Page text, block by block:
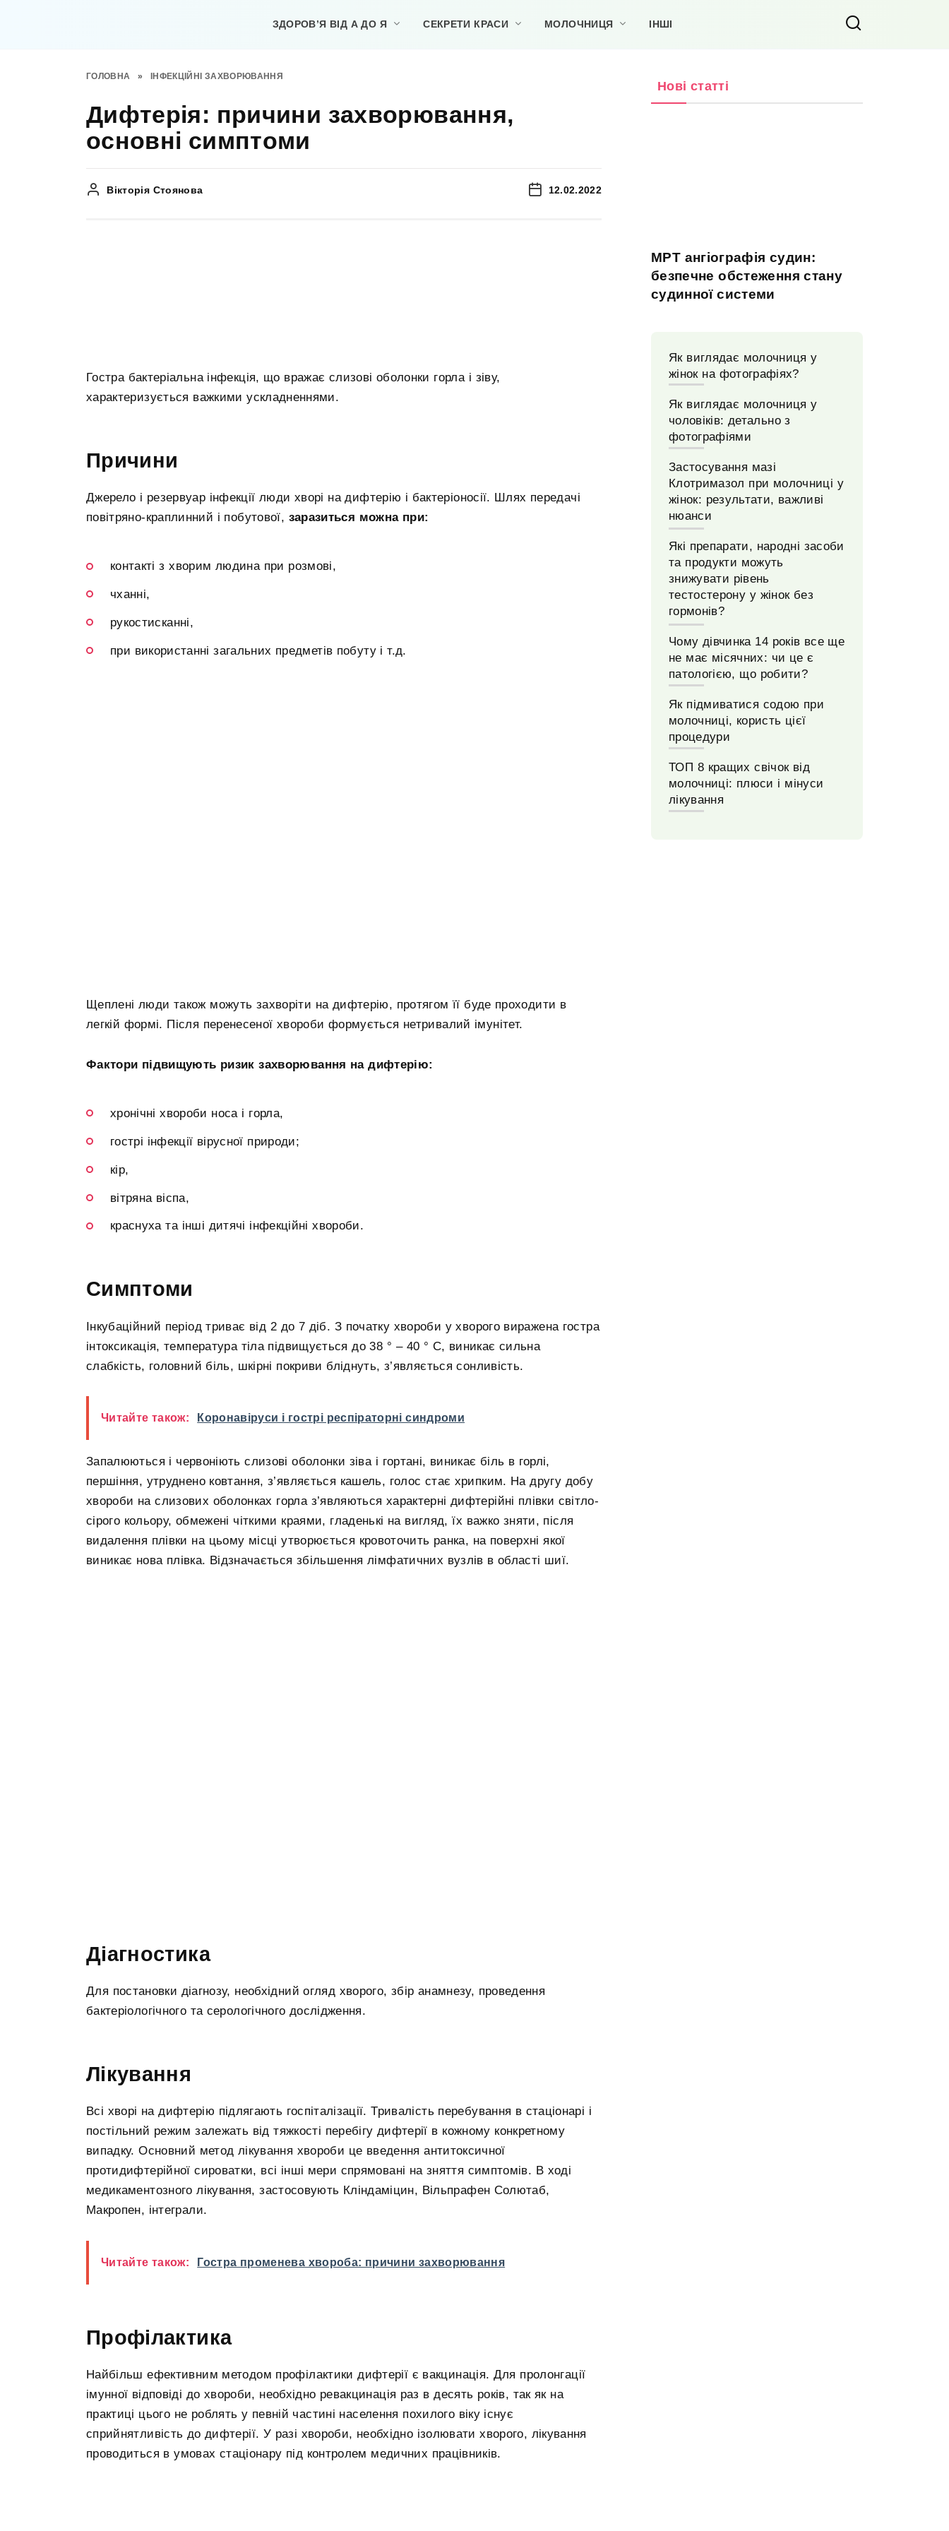
ЗДОРОВ’Я ВІД А ДО Я СЕКРЕТИ КРАСИ МОЛОЧНИЦЯ ІНШІ
ГОЛОВНА » ІНФЕКЦІЙНІ ЗАХВОРЮВАННЯ
Дифтерія: причини захворювання,
основні симптоми
Вікторія Стоянова 12.02.2022
Гостра бактеріальна інфекція, що вражає слизові оболонки горла і зіву,
характеризується важкими ускладненнями.
Причини
Джерело і резервуар інфекції люди хворі на дифтерію і бактеріоносії. Шлях передачі
повітряно-краплинний і побутової, заразиться можна при:
контакті з хворим людина при розмові,
чханні,
рукостисканні,
при використанні загальних предметів побуту і т.д.
Щеплені люди також можуть захворіти на дифтерію, протягом її буде проходити в
легкій формі. Після перенесеної хвороби формується нетривалий імунітет.
Фактори підвищують ризик захворювання на дифтерію:
хронічні хвороби носа і горла,
гострі інфекції вірусної природи;
кір,
вітряна віспа,
краснуха та інші дитячі інфекційні хвороби.
Симптоми
Інкубаційний період триває від 2 до 7 діб. З початку хвороби у хворого виражена гостра
інтоксикація, температура тіла підвищується до 38 ° – 40 ° С, виникає сильна
слабкість, головний біль, шкірні покриви бліднуть, з’являється сонливість.
Читайте також: Коронавіруси і гострі респіраторні синдроми
Запалюються і червоніють слизові оболонки зіва і гортані, виникає біль в горлі,
першіння, утруднено ковтання, з’являється кашель, голос стає хрипким. На другу добу
хвороби на слизових оболонках горла з’являються характерні дифтерійні плівки світло-
сірого кольору, обмежені чіткими краями, гладенькі на вигляд, їх важко зняти, після
видалення плівки на цьому місці утворюється кровоточить ранка, на поверхні якої
виникає нова плівка. Відзначається збільшення лімфатичних вузлів в області шиї.
Діагностика
Для постановки діагнозу, необхідний огляд хворого, збір анамнезу, проведення
бактеріологічного та серологічного дослідження.
Лікування
Всі хворі на дифтерію підлягають госпіталізації. Тривалість перебування в стаціонарі і
постільний режим залежать від тяжкості перебігу дифтерії в кожному конкретному
випадку. Основний метод лікування хвороби це введення антитоксичної
протидифтерійної сироватки, всі інші мери спрямовані на зняття симптомів. В ході
медикаментозного лікування, застосовують Кліндаміцин, Вільпрафен Солютаб,
Макропен, інтеграли.
Читайте також: Гостра променева хвороба: причини захворювання
Профілактика
Найбільш ефективним методом профілактики дифтерії є вакцинація. Для пролонгації
імунної відповіді до хвороби, необхідно ревакцинація раз в десять років, так як на
практиці цього не роблять у певній частині населення похилого віку існує
сприйнятливість до дифтерії. У разі хвороби, необхідно ізолювати хворого, лікування
проводиться в умовах стаціонару під контролем медичних працівників.
Нові статті
МРТ ангіографія судин:
безпечне обстеження стану
судинної системи
Як виглядає молочниця у
жінок на фотографіях?
Як виглядає молочниця у
чоловіків: детально з
фотографіями
Застосування мазі
Клотримазол при молочниці у
жінок: результати, важливі
нюанси
Які препарати, народні засоби
та продукти можуть
знижувати рівень
тестостерону у жінок без
гормонів?
Чому дівчинка 14 років все ще
не має місячних: чи це є
патологією, що робити?
Як підмиватися содою при
молочниці, користь цієї
процедури
ТОП 8 кращих свічок від
молочниці: плюси і мінуси
лікування